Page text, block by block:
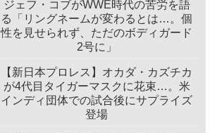
ジェフ・コブがWWE時代の苦労を語
る「リングネームが変わるとは…。個
性を見せられず、ただのボディガード
2号に」
【新日本プロレス】オカダ・カズチカ
が4代目タイガーマスクに花束…。米
インディ団体での試合後にサプライズ
登場